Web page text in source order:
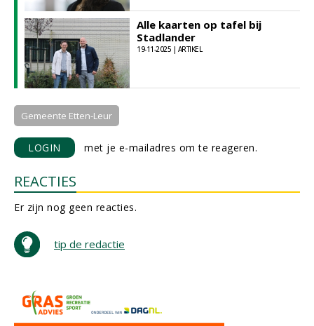
Alle kaarten op tafel bij
Stadlander
19-11-2025 | ARTIKEL
Gemeente Etten-Leur
LOGIN met je e-mailadres om te reageren.
REACTIES
Er zijn nog geen reacties.
tip de redactie